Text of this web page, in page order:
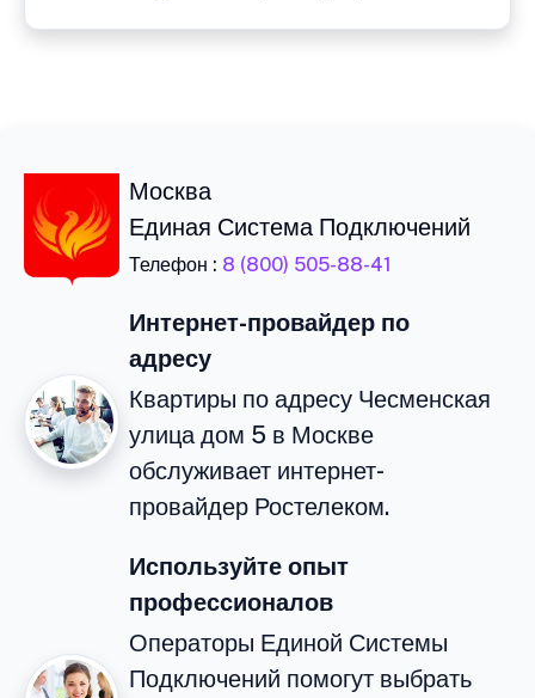
Москва
Единая Система Подключений
Телефон : 8 (800) 505-88-41
Интернет-провайдер по
адресу
Квартиры по адресу Чесменская
улица дом 5 в Москве
обслуживает интернет-
провайдер Ростелеком.
Используйте опыт
профессионалов
Операторы Единой Системы
Подключений помогут выбрать